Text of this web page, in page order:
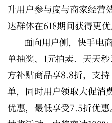
升用户参与度与商家经营
达群体在618期间获得更
面向用户侧，快手电
单抽奖、1元拍卖、天天
方补贴商品享8.8折，支
单，同时用户领取大促消
优惠，最低享受7.5折优